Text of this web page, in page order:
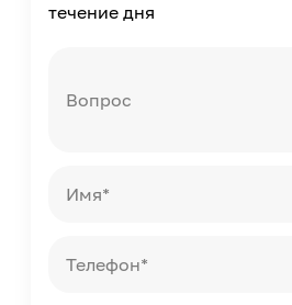
течение дня
Вопрос
Имя*
Телефон*